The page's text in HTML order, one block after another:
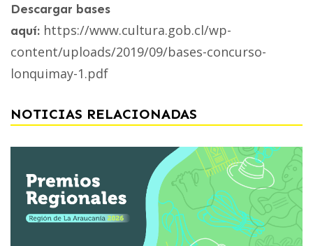
Descargar bases
aquí: https://www.cultura.gob.cl/wp-
content/uploads/2019/09/bases-concurso-
lonquimay-1.pdf
NOTICIAS RELACIONADAS